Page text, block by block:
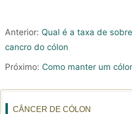
Anterior: Qual é a taxa de
cancro do cólon
Próximo: Como manter um
CÂNCER DE CÓLON